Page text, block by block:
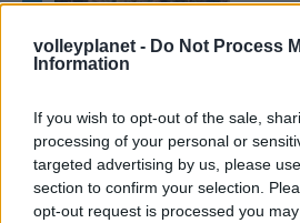
volleyplanet - Do Not Process
Information
If you wish to opt-out of the sale,
processing of your personal or
targeted advertising by us, please
section to confirm your selection.
opt-out request is processed you
11/03/2026
Από
στο
ιστορία
ΗΛΙΑΣ